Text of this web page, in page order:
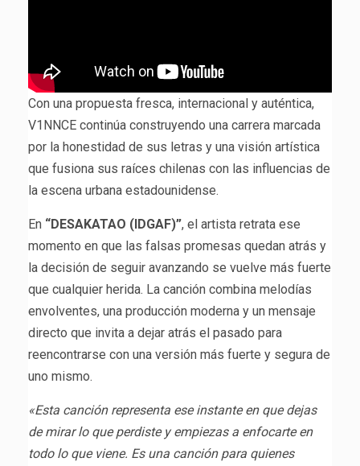
Con una propuesta fresca, internacional y auténtica,
V1NNCE continúa construyendo una carrera marcada
por la honestidad de sus letras y una visión artística
que fusiona sus raíces chilenas con las influencias de
la escena urbana estadounidense.
En “DESAKATAO (IDGAF)”, el artista retrata ese
momento en que las falsas promesas quedan atrás y
la decisión de seguir avanzando se vuelve más fuerte
que cualquier herida. La canción combina melodías
envolventes, una producción moderna y un mensaje
directo que invita a dejar atrás el pasado para
reencontrarse con una versión más fuerte y segura de
uno mismo.
«Esta canción representa ese instante en que dejas
de mirar lo que perdiste y empiezas a enfocarte en
todo lo que viene. Es una canción para quienes